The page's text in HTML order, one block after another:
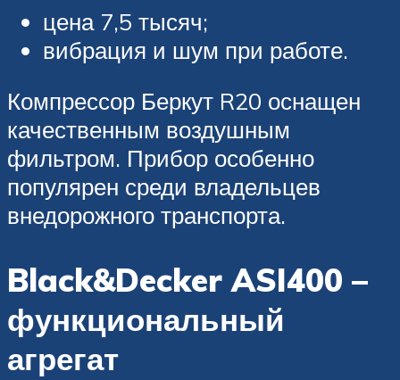
цена 7,5 тысяч;
вибрация и шум при работе.
Компрессор Беркут R20 оснащен
качественным воздушным
фильтром. Прибор особенно
популярен среди владельцев
внедорожного транспорта.
Black&Decker ASI400 –
функциональный
агрегат